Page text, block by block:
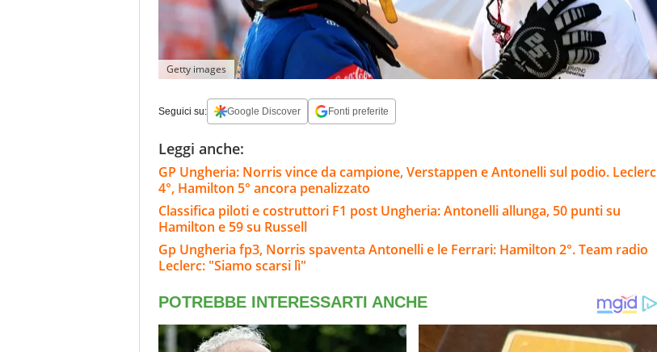
Getty images
Seguici su: Google Discover Fonti preferite
Leggi anche:
GP Ungheria: Norris vince da campione, Verstappen e Antonelli sul podio. Leclerc
4°, Hamilton 5° ancora penalizzato
Classifica piloti e costruttori F1 post Ungheria: Antonelli allunga, 50 punti su
Hamilton e 59 su Russell
Gp Ungheria fp3, Norris spaventa Antonelli e le Ferrari: Hamilton 2°. Team radio
Leclerc: "Siamo scarsi lì"